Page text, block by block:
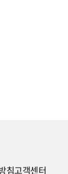
침고객센터